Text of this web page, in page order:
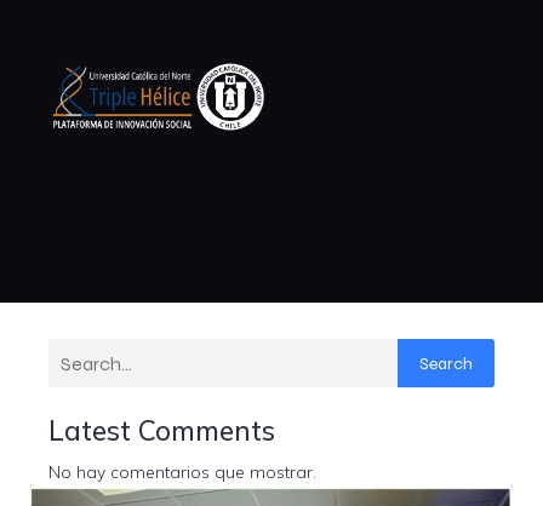
Search
Latest Comments
No hay comentarios que mostrar.